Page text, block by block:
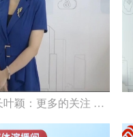
叶颖：更多的关注 …